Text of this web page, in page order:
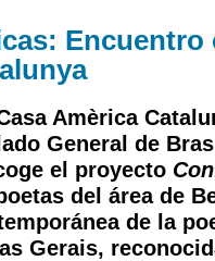
Encuentro
Amèrica
General de
el proyecto
del área de
de la
Gerais,